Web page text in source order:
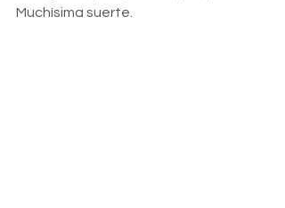
Muchísima suerte.